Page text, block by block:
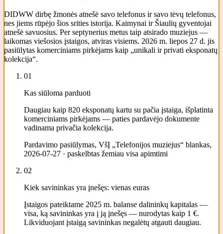
DIDWW dirbę žmonės atnešė savo telefonus ir savo tėvų telefonus,
nes jiems rūpėjo šios srities istorija. Kaimynai ir Šiaulių gyventojai
atnešė savuosius. Per septynerius metus taip atsirado muziejus —
laikomas viešosios įstaigos, atviras visiems. 2026 m. liepos 27 d. jis
pasiūlytas komerciniams pirkėjams kaip „unikali ir privati eksponatų
kolekcija“.
01
Kas siūloma parduoti
Daugiau kaip 820 eksponatų kartu su pačia įstaiga, išplatinta
komerciniams pirkėjams — paties pardavėjo dokumente
vadinama privačia kolekcija.
Pardavimo pasiūlymas, VšĮ „Telefonijos muziejus“ blankas,
2026-07-27 · paskelbtas žemiau visa apimtimi
02
Kiek savininkas yra įnešęs: vienas euras
Įstaigos pateiktame 2025 m. balanse dalininkų kapitalas —
visa, ką savininkas yra į ją įnešęs — nurodytas kaip 1 €.
Likviduojant įstaigą savininkas negalėtų atgauti daugiau.